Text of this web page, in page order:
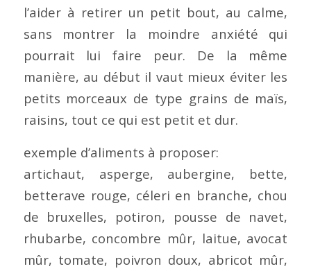
l’aider à retirer un petit bout, au calme,
sans montrer la moindre anxiété qui
pourrait lui faire peur. De la même
manière, au début il vaut mieux éviter les
petits morceaux de type grains de maïs,
raisins, tout ce qui est petit et dur.
exemple d’aliments à proposer:
artichaut, asperge, aubergine, bette,
betterave rouge, céleri en branche, chou
de bruxelles, potiron, pousse de navet,
rhubarbe, concombre mûr, laitue, avocat
mûr, tomate, poivron doux, abricot mûr,